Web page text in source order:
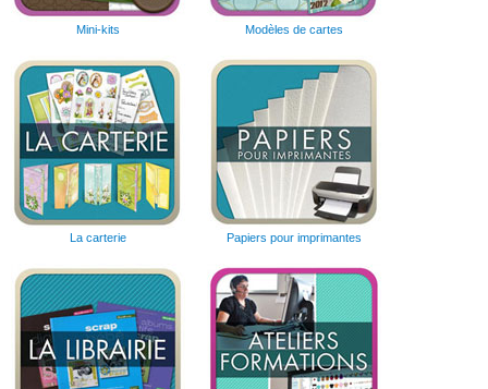
Mini-kits Modèles de cartes
La carterie Papiers pour imprimantes